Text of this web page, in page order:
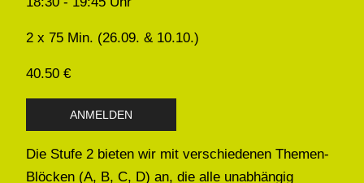
2 x 75 Min. (26.09. & 10.10.)
40.50 €
ANMELDEN
Die Stufe 2 bieten wir mit verschiedenen Themen-
Blöcken (A, B, C, D) an, die alle unabhängig